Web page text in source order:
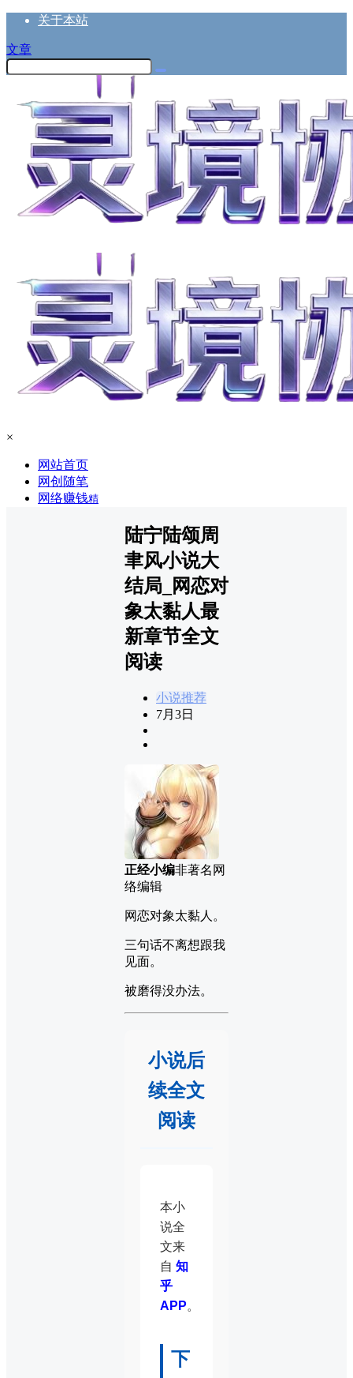
关于本站
文章
×
网站首页
网创随笔
网络赚钱精
陆宁陆颂周
聿风小说大
结局_网恋对
象太黏人最
新章节全文
阅读
小说推荐
7月3日
正经小编非著名网
络编辑
网恋对象太黏人。
三句话不离想跟我
见面。
被磨得没办法。
小说后
续全文
阅读
本小
说全
文来
自 知
乎
APP。
下